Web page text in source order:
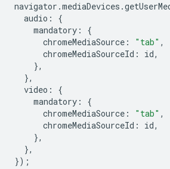
navigator .mediaDevices .
audio :
{
mandatory :
{
chromeMediaSource : "tab" ,
chromeMediaSourceId : id,
},
},
video :
{
mandatory :
{
chromeMediaSource : "tab" ,
chromeMediaSourceId : id,
},
},
});